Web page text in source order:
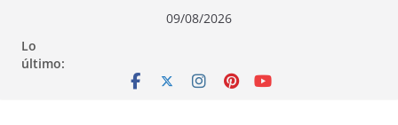
contenido
navegación
contenido
09/08/2026
Lo
último: